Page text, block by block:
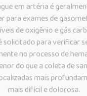
em artéria é
para exames de
de oxigênio e gás
solicitado para verificar
no processo de
do que a coleta de
mais
mais difícil e dolorosa.